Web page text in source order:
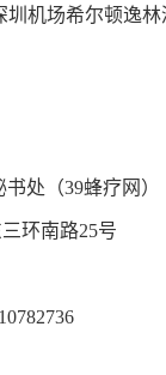
圳机场希尔顿逸
处（39蜂疗网）
环南路25号